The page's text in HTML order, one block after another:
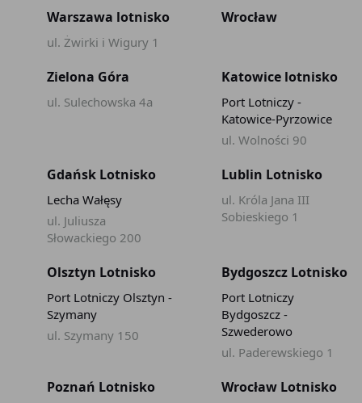
Warszawa lotnisko
ul. Żwirki i Wigury 1
Wrocław
Zielona Góra
ul. Sulechowska 4a
Katowice lotnisko
Port Lotniczy -
Katowice-Pyrzowice
ul. Wolności 90
Gdańsk Lotnisko
Lecha Wałęsy
ul. Juliusza
Słowackiego 200
Lublin Lotnisko
ul. Króla Jana III
Sobieskiego 1
Olsztyn Lotnisko
Port Lotniczy Olsztyn -
Szymany
ul. Szymany 150
Bydgoszcz Lotnisko
Port Lotniczy
Bydgoszcz -
Szwederowo
ul. Paderewskiego 1
Poznań Lotnisko Wrocław Lotnisko